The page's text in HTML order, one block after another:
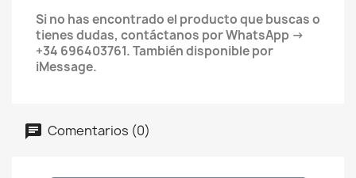
Si no has encontrado el producto que buscas o
tienes dudas, contáctanos por WhatsApp →
+34 696403761. También disponible por
iMessage.
Comentarios (0)